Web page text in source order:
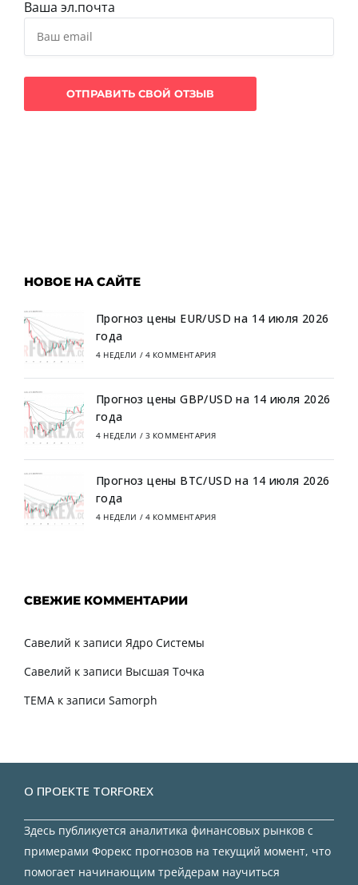
Ваша эл.почта
НОВОЕ НА САЙТЕ
Прогноз цены EUR/USD на 14 июля 2026
года
4 НЕДЕЛИ / 4 КОММЕНТАРИЯ
Прогноз цены GBP/USD на 14 июля 2026
года
4 НЕДЕЛИ / 3 КОММЕНТАРИЯ
Прогноз цены BTC/USD на 14 июля 2026
года
4 НЕДЕЛИ / 4 КОММЕНТАРИЯ
СВЕЖИЕ КОММЕНТАРИИ
Савелий к записи Ядро Системы
Савелий к записи Высшая Точка
TEMA к записи Samorph
О ПРОЕКТЕ TORFOREX
Здесь публикуется аналитика финансовых рынков с
примерами Форекс прогнозов на текущий момент, что
помогает начинающим трейдерам научиться